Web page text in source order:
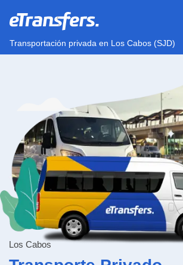
Transportación privada en Los Cabos (SJD)
Los Cabos